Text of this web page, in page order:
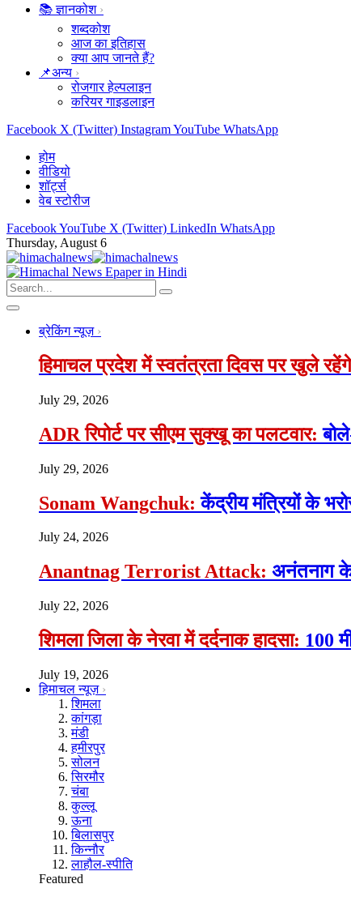
📚 ज्ञानकोश
शब्दकोश
आज का इतिहास
क्या आप जानते हैं?
📌अन्य
रोजगार हेल्पलाइन
करियर गाइडलाइन
Facebook X (Twitter) InstagramYouTube WhatsApp
होम
वीडियो
शॉर्ट्स
वेब स्टोरीज
FacebookYouTube X (Twitter) LinkedIn WhatsApp
Thursday, August 6
ब्रेकिंग न्यूज़
हिमाचल प्रदेश में स्वतंत्रता दिवस पर खुले
July 29, 2026
ADR रिपोर्ट पर सीएम सुक्खू का पलटवार:
July 29, 2026
Sonam Wangchuk: केंद्रीय मंत्रियों के
July 24, 2026
Anantnag Terrorist Attack: अनंतनाग के
July 22, 2026
शिमला जिला के नेरवा में दर्दनाक हादसा: 100
July 19, 2026
हिमाचल न्यूज़
शिमला
कांगड़ा
मंडी
हमीरपुर
सोलन
सिरमौर
चंबा
कुल्लू
ऊना
बिलासपुर
किन्नौर
लाहौल-स्पीति
Featured